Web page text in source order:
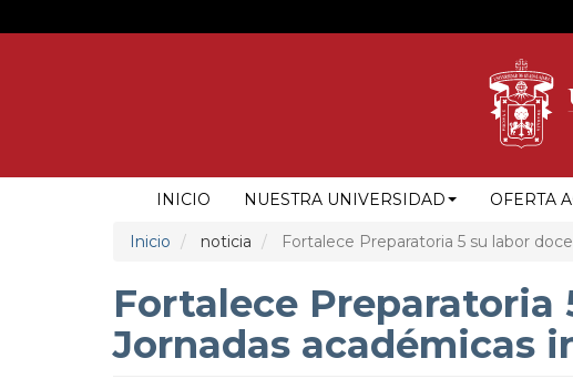
al
NAVEGACIÓN
PRINCIPAL
INICIO NUESTRA UNIVERSIDAD OFERTA
Inicio noticia Fortalece Preparatoria 5 su labor
Fortalece Preparatoria
Jornadas académicas